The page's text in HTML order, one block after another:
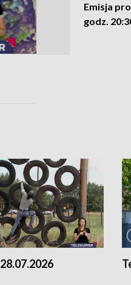
Emisja
godz.
28.07.2026